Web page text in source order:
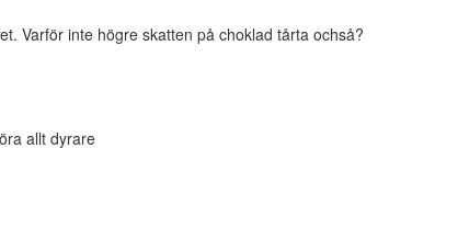
Varför inte högre skatten på choklad tårta ochså?
allt dyrare